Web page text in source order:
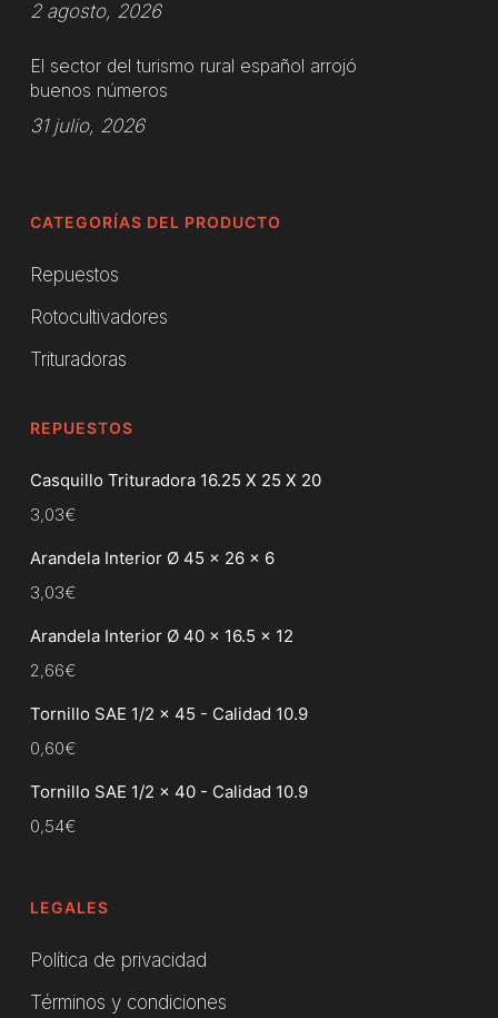
2 agosto, 2026
El sector del turismo rural español arrojó
buenos números
31 julio, 2026
CATEGORÍAS DEL PRODUCTO
Repuestos
Rotocultivadores
Trituradoras
REPUESTOS
Casquillo Trituradora 16.25 X 25 X 20
3,03€
Arandela Interior Ø 45 x 26 x 6
3,03€
Arandela Interior Ø 40 x 16.5 x 12
2,66€
Tornillo SAE 1/2 x 45 - Calidad 10.9
0,60€
Tornillo SAE 1/2 x 40 - Calidad 10.9
0,54€
LEGALES
Política de privacidad
Términos y condiciones